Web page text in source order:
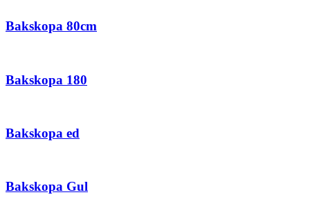
Bakskopa 80cm
Bakskopa 180
Bakskopa ed
Bakskopa Gul